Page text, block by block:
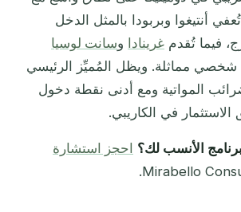
تُعفي أنتيغوا وبربودا بالمثل الدخل
فيما تُقدم غرينادا وسانت لوسيا
مماثلة. ويظل المُميِّز الرئيسي
المواتية ومع أدنى نقطة دخول
في الكاريبي.
الأنسب لك؟ احجز استشارة